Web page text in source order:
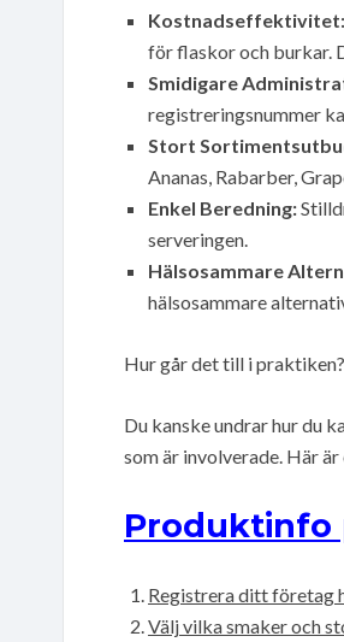
Kostnadseffektivitet:
för flaskor och burkar.
Smidigare
registreringsnummer
Stort
Ananas, Rabarber,
Enkel Beredning:
serveringen.
Hälsosammare
hälsosammare
Hur går det till i praktiken?
Du kanske undrar hur du
som är involverade. Här
Produktinfo
Registrera ditt företag
Välj vilka smaker och